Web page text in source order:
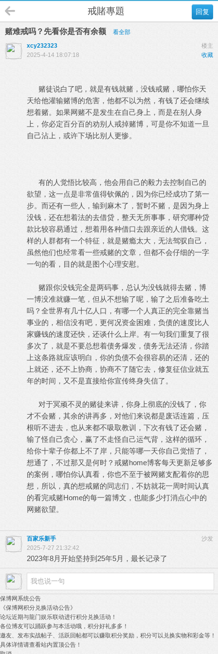
回复
戒賭專題
赌难戒吗？先看你是否有余额
看全部
楼主
xcy232323
收藏
2025-4-14 18:07:18
赌徒说白了吧，就是有钱就赌，没钱戒赌，哪怕你天
天给他灌输赌博的危害，他都不以为然，有钱了还会继续
想着赌。如果网赌不是发生在自己身上，而是在别人身
上，你必定百分百的劝别人戒掉赌博，可是你不知道一旦
自己沾上，或许下场比别人更惨。
有的人觉悟比较高，他会用自己的毅力去控制自己的
欲望，这一点是非常值得钦佩的，因为你已经成功了第一
步。而还有一些人，输到麻木了，暂时不赌，是因为身上
没钱，还在想着法的去借贷，整天无所事事，研究哪种贷
款比较容易通过，想着用各种借口去跟亲近的人借钱。这
样的人群都有一个特征，就是赌瘾太大，无法驾驭自己，
虽然他们也经常看一些戒赌的文章，但都不会仔细的一字
一句的看，目的就是图个心理安慰。
赌跟你没钱完全是两码事，总认为没钱就得去赌，博
一博没准就赚一笔，但从不想输了呢，输了之后准备吃土
吗？全世界有几十亿人口，有哪一个人真正的完全靠赌当
事业的，相信没有吧，更何况资金困难，负债的速度比人
家赚钱的速度还快，还谈什么上岸。有一句我们重复了很
多次了，就是不要总想着债务爆发，债务无法还清，你踏
上这条路就应该明白，你的负债不会很容易的还清，还的
上就还，还不上协商，协商不了随它去，修复征信业就五
年的时间，又不是直接给你宣传终身失信了。
对于冥顽不灵的赌徒来讲，你身上彻底的没钱了，你
才不会赌，其余的讲再多，对他们来说都是废话连篇，压
根听不进去，也从来都不吸取教训，下次有钱了还会赌，
输了怪自己贪心，赢了不走怪自己运气背，这样的循环，
给你十辈子你都上不了岸，只能等哪一天你自己觉悟了，
想通了，不过那又是何时？戒赌home博客每天更新足够多
的案例，哪怕你认真看，你也不至于被网赌支配着你的思
想，所以，真的想戒赌的同志们，不妨就花一周时间认真
的看完戒赌Home的每一篇博文，也能多少打消点心中的
网赌欲望。
沙发
百家乐新手
2025-7-27 21:32:42
2023年8月开始坚持到25年5月，最长记录了
保博网系统公告
《保博网积分兑换活动公告》
论坛近期与龍门娱乐联动进行积分兑换活动！
各位博友可以踊跃参与本活动哦，积分好礼多多！
邀友、发布实战帖子、活跃回帖都可以赚取积分奖励，积分可以兑换实物和彩金等！
具体详情请查看站内置顶公告！